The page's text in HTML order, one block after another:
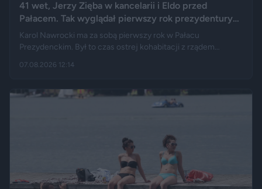
41 wet, Jerzy Zięba w kancelarii i Eldo przed
Pałacem. Tak wyglądał pierwszy rok prezydentury
Karola Nawrockiego
Karol Nawrocki ma za sobą pierwszy rok w Pałacu
Prezydenckim. Był to czas ostrej kohabitacji z rządem
brakowało też wydarzeń z zupełnie innej kategorii: w
uświetnił występ rapera, Eldo. Pierwszy rok prezydentury
podsumowują m.in. Fakt, Demagog, „Gazeta Wyborcza” i „Do
07.08.2026 12:14